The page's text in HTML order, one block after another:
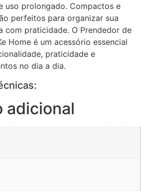
uso prolongado. Compactos e
perfeitos para organizar sua
com praticidade. O Prendedor de
Home é um acessório essencial
praticidade e
no dia a dia.
adicional